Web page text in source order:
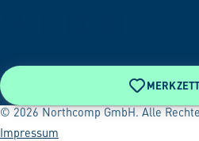
© 2026 Northcomp GmbH. Alle
Impressum